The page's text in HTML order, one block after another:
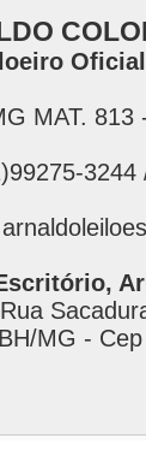
MAT. 813
3244
Rua
MG -